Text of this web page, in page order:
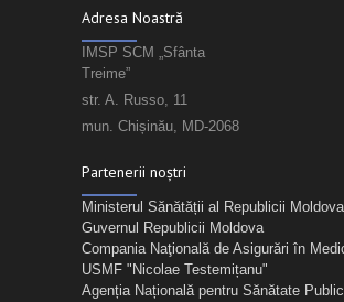
Adresa Noastră
IMSP SCM „Sfânta
Treime”
str. A. Russo, 11
mun. Chișinău, MD-2068
Partenerii noștri
Ministerul Sănătății al Republicii Moldova
Guvernul Republicii Moldova
Compania Naţională de Asigurări în
USMF "Nicolae Testemițanu"
Agenția Națională pentru Sănătate